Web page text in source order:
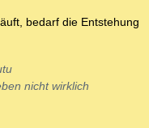
bedarf die Entstehung
nicht wirklich